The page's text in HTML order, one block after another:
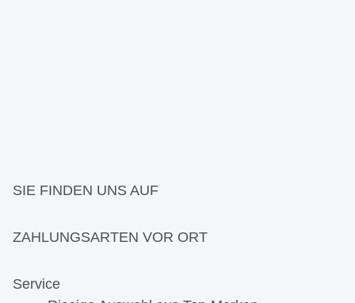
SIE FINDEN UNS AUF
ZAHLUNGSARTEN VOR ORT
Service